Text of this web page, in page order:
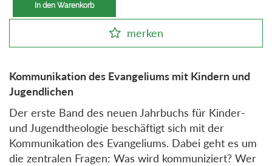
In den Warenkorb
merken
Kommunikation des Evangeliums mit Kindern und
Jugendlichen
Der erste Band des neuen Jahrbuchs für Kinder-
und Jugendtheologie beschäftigt sich mit der
Kommunikation des Evangeliums. Dabei geht es um
die zentralen Fragen: Was wird kommuniziert? Wer